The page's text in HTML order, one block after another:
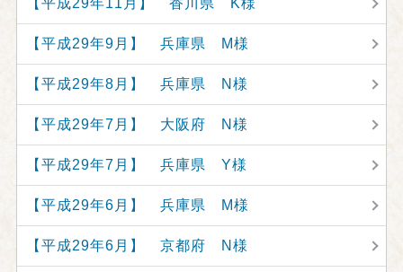
【平成29年11月】 香川県 K様
【平成29年9月】 兵庫県 M様
【平成29年8月】 兵庫県 N様
【平成29年7月】 大阪府 N様
【平成29年7月】 兵庫県 Y様
【平成29年6月】 兵庫県 M様
【平成29年6月】 京都府 N様